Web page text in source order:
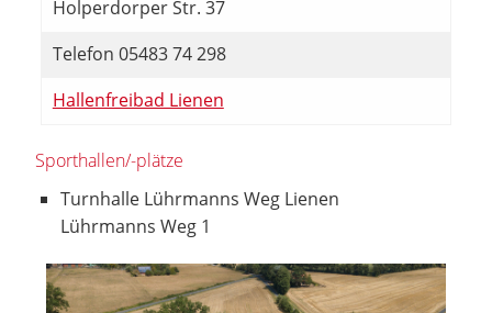
Holperdorper Str. 37
Telefon 05483 74 298
Hallenfreibad Lienen
Sporthallen/-plätze
Turnhalle Lührmanns Weg Lienen
Lührmanns Weg 1